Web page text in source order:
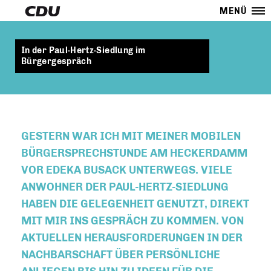
MENÜ
In der Paul-Hertz-Siedlung im
Bürgergespräch
GESTERN WAR ICH MIT MEINER MOBILEN
BÜRGERSPRECHSTUNDE AM HECKERDAMM
VOR EDEKA BUSACK UNTERWEGS. VIELE
ANWOHNER DER PAUL-HERTZ-SIEDLUNG
HABEN DIE GELEGENHEIT GENUTZT, DIREKT
MIT MIR INS GESPRÄCH ZU KOMMEN. VON
AKTUELLEN HERAUSFORDERUNGEN IN DER
NACHBARSCHAFT ÜBER PERSÖNLICHE